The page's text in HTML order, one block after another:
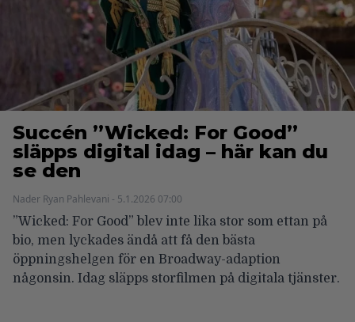
Succén ”Wicked: For Good”
släpps digital idag – här kan du
se den
Nader Ryan Pahlevani - 5.1.2026 07:00
”Wicked: For Good” blev inte lika stor som ettan på
bio, men lyckades ändå att få den bästa
öppningshelgen för en Broadway-adaption
någonsin. Idag släpps storfilmen på digitala tjänster.